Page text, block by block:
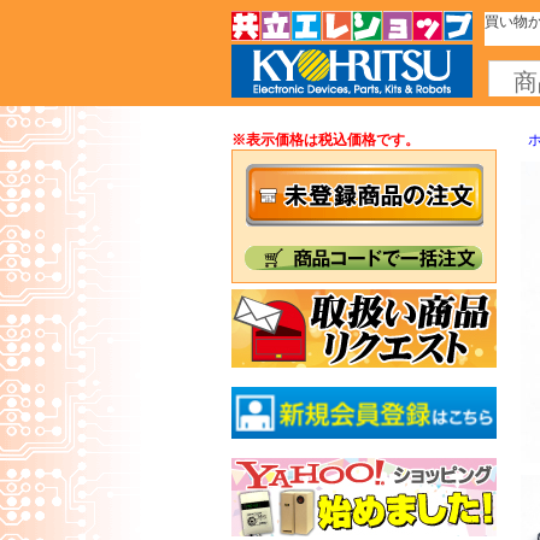
買い物
※表示価格は税込価格です。